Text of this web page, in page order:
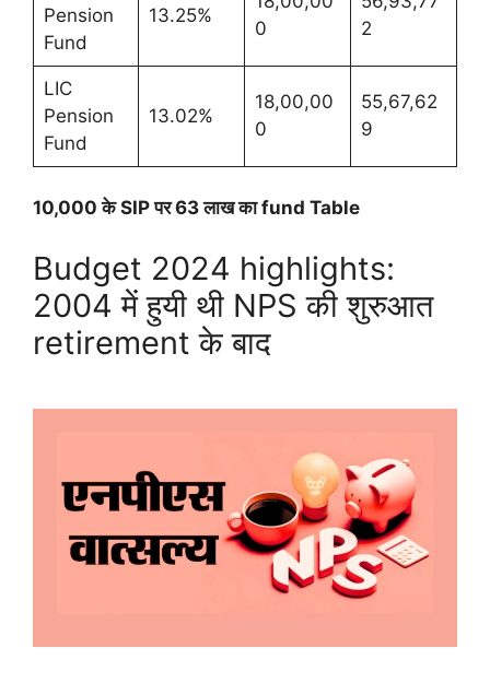
Pension
Fund
13.25%
0
2
LIC
Pension
Fund
13.02%
18,00,00
0
55,67,62
9
10,000 के SIP पर 63 लाख का fund Table
Budget 2024 highlights:
2004 में हुयी थी NPS की शुरुआत
retirement के बाद